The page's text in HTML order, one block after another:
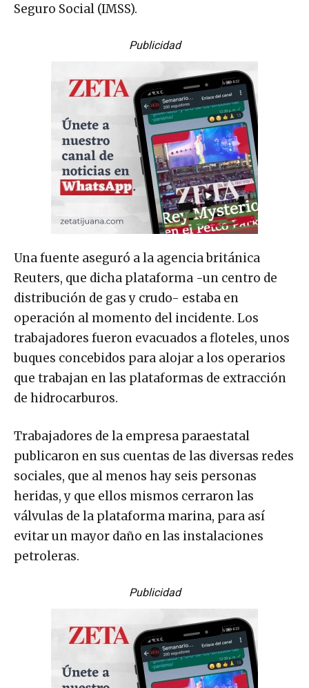
Seguro Social (IMSS).
Publicidad
Una fuente aseguró a la agencia británica
Reuters, que dicha plataforma -un centro de
distribución de gas y crudo- estaba en
operación al momento del incidente. Los
trabajadores fueron evacuados a floteles, unos
buques concebidos para alojar a los operarios
que trabajan en las plataformas de extracción
de hidrocarburos.
Trabajadores de la empresa paraestatal
publicaron en sus cuentas de las diversas redes
sociales, que al menos hay seis personas
heridas, y que ellos mismos cerraron las
válvulas de la plataforma marina, para así
evitar un mayor daño en las instalaciones
petroleras.
Publicidad